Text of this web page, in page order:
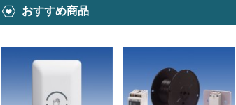
おすすめ商品